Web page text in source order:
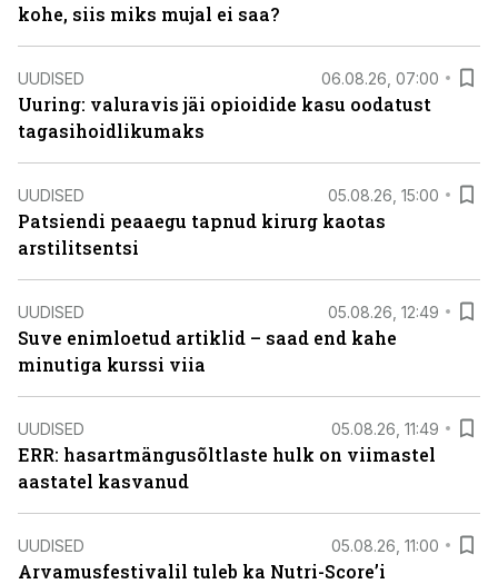
kohe, siis miks mujal ei saa?
UUDISED 06.08.26, 07:00
Uuring: valuravis jäi opioidide kasu oodatust
tagasihoidlikumaks
UUDISED 05.08.26, 15:00
Patsiendi peaaegu tapnud kirurg kaotas
arstilitsentsi
UUDISED 05.08.26, 12:49
Suve enimloetud artiklid – saad end kahe
minutiga kurssi viia
UUDISED 05.08.26, 11:49
ERR: hasartmängusõltlaste hulk on viimastel
aastatel kasvanud
UUDISED 05.08.26, 11:00
Arvamusfestivalil tuleb ka Nutri-Score’i